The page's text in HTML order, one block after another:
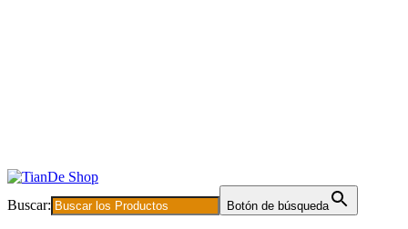
Buscar: Botón de búsqueda